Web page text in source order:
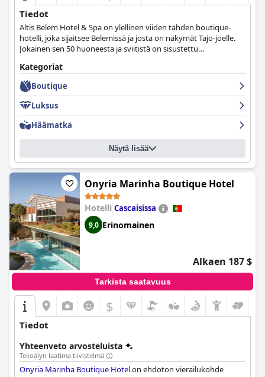
Tiedot
Altis Belem Hotel & Spa on ylellinen viiden tähden boutique-
hotelli, joka sijaitsee Belemissä ja josta on näkymät Tajo-joelle.
Jokainen sen 50 huoneesta ja sviitistä on sisustettu
luvun portugalilaisiin löytöretkiin. Vieraat voivat myös nauttia
hienosta ravintolasta, jolla on yksi Michelin-tähti, sekä
maineikkaista kylpylätiloista, jotka ovat ainutlaatuiset koko
Lissabonissa. Ensiluokkainen sijainti yhdessä ainutlaatuisen
majoituksen ja ensiluokkaisten tilojen kanssa tekevät tästä
hotellista ihanteellisen valinnan kaikille vieraille.
Kategoriat
Boutique
Luksus
Häämatka
Näytä lisää
Onyria Marinha Boutique Hotel
Hotelli Cascaisissa
9,0 Erinomainen
Alkaen 187 $
Tarkista saatavuus
$
Tiedot
Yhteenveto arvosteluista
Tekoälyn laatima tiivistelmä
Onyria Marinha Boutique Hotelon ehdoton vierailukohde